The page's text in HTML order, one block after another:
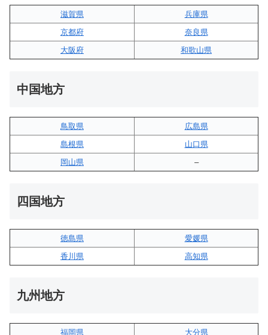
滋賀県
兵庫県
京都府
奈良県
大阪府
和歌山県
中国地方
鳥取県
広島県
島根県
山口県
岡山県
–
四国地方
徳島県
愛媛県
香川県
高知県
九州地方
福岡県 大分県